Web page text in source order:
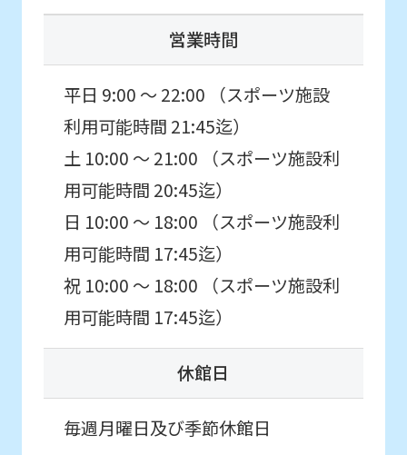
営業時間
平日 9:00 ～ 22:00 （スポーツ施設
利用可能時間 21:45迄）
土 10:00 ～ 21:00 （スポーツ施設利
用可能時間 20:45迄）
日 10:00 ～ 18:00 （スポーツ施設利
用可能時間 17:45迄）
祝 10:00 ～ 18:00 （スポーツ施設利
用可能時間 17:45迄）
休館日
毎週月曜日及び季節休館日
service.
Automatic